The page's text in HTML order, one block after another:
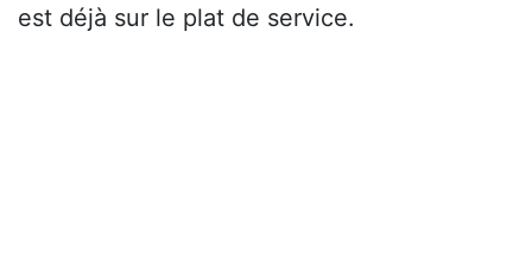
est déjà sur le plat de service.